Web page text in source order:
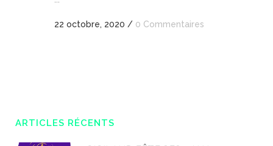
22 octobre, 2020 / 0 Commentaires
ARTICLES RÉCENTS